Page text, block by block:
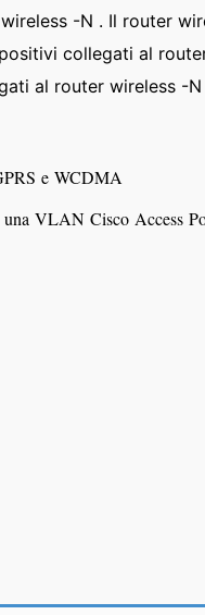
-N . Il router
collegati al
al router wireless -N
e WCDMA
una VLAN Cisco Access